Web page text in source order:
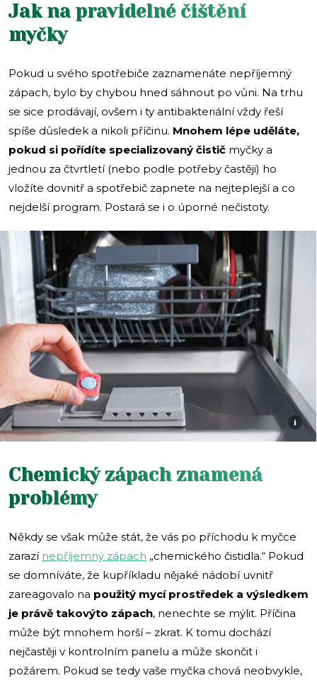
Jak na pravidelné čištění
myčky
Pokud u svého spotřebiče zaznamenáte nepříjemný
zápach, bylo by chybou hned sáhnout po vůni. Na trhu
se sice prodávají, ovšem i ty antibakteriální vždy řeší
spíše důsledek a nikoli příčinu. Mnohem lépe uděláte,
pokud si pořídíte specializovaný čistič myčky a
jednou za čtvrtletí (nebo podle potřeby častěji) ho
vložíte dovnitř a spotřebič zapnete na nejteplejší a co
nejdelší program. Postará se i o úporné nečistoty.
i
Chemický zápach znamená
problémy
Někdy se však může stát, že vás po příchodu k myčce
zarazí nepříjemný zápach „chemického čistidla.“ Pokud
se domníváte, že kupříkladu nějaké nádobí uvnitř
zareagovalo na použitý mycí prostředek a výsledkem
je právě takovýto zápach, nenechte se mýlit. Příčina
může být mnohem horší – zkrat. K tomu dochází
nejčastěji v kontrolním panelu a může skončit i
požárem. Pokud se tedy vaše myčka chová neobvykle,